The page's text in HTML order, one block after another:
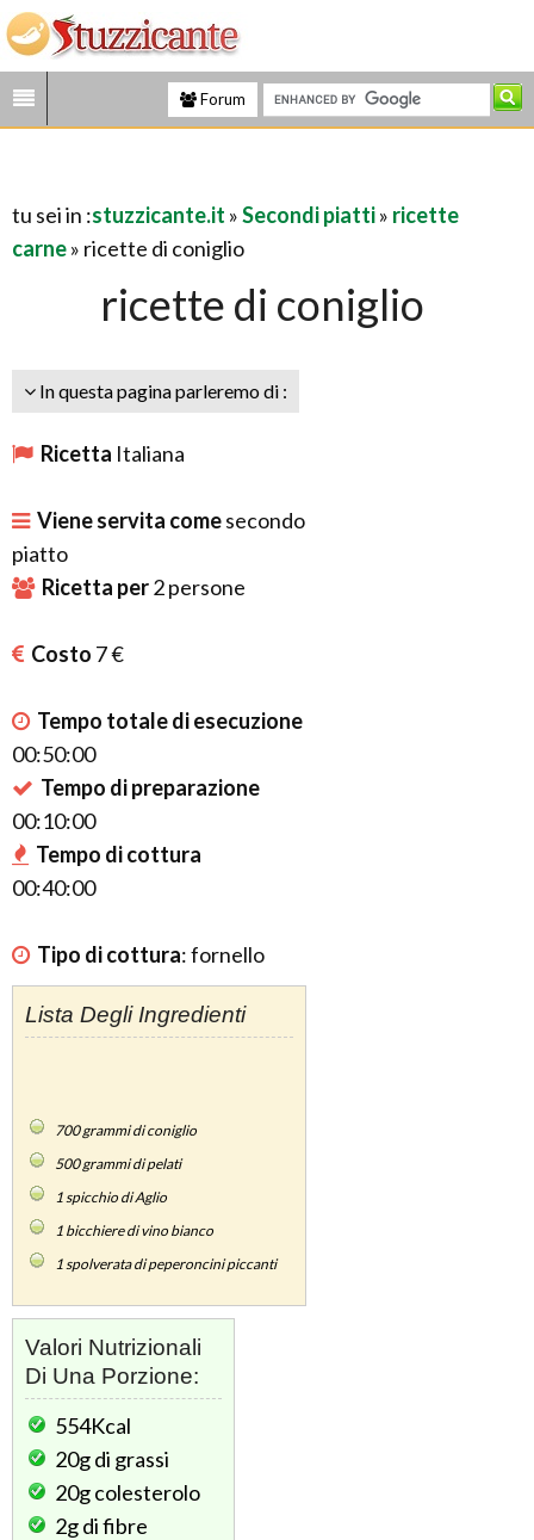
Forum
tu sei in :stuzzicante.it »Secondi piatti» ricette
carne» ricette di coniglio
ricette di coniglio
In questa pagina parleremo di :
Ricetta Italiana
Viene servita comesecondo
piatto
Ricetta per2persone
Costo 7 €
Tempo totale di esecuzione
00:50:00
Tempo di preparazione
00:10:00
Tempo di cottura
00:40:00
Tipo di cottura:fornello
Lista Degli Ingredienti
700grammi di coniglio
500grammi di pelati
1spicchio di Aglio
1 bicchiere di vino bianco
1spolverata di peperoncini piccanti
Valori Nutrizionali
Di Una Porzione:
554Kcal
20gdi grassi
20gcolesterolo
2gdi fibre